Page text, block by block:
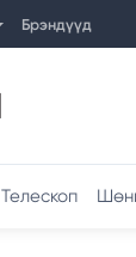
Брэндүүд
Телескоп